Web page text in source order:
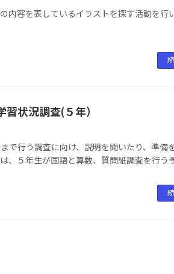
内容を表しているイラストを探す活動を行
習状況調査(５年）
で行う調査に向け、説明を聞いたり、準備
、５年生が国語と算数、質問紙調査を行う